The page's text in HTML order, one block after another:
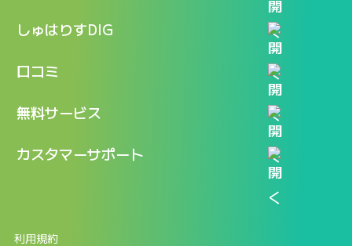
特長
料金
新着情報
ログイン
しゅはりすDIG
記事一覧
口コミ
口コミ一覧
無料サービス
LINEで『Iパス ならし学習』
カスタマーサポート
利用規約